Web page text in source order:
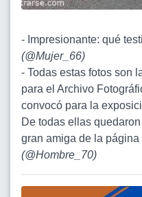
- Impresionante: qué
(@Mujer_66)
- Todas estas fotos son
para el Archivo
convocó para la
De todas ellas
gran amiga de la
(@Hombre_70)